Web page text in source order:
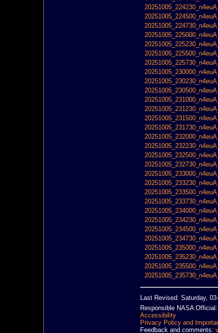
Last Revised: Saturday,
Responsible NASA
Accessibility
Privacy Policy and
Feedback and comments: